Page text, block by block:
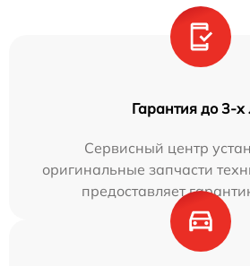
Гарантия до 3-х
Сервисный центр
оригинальные запчасти
предоставляет